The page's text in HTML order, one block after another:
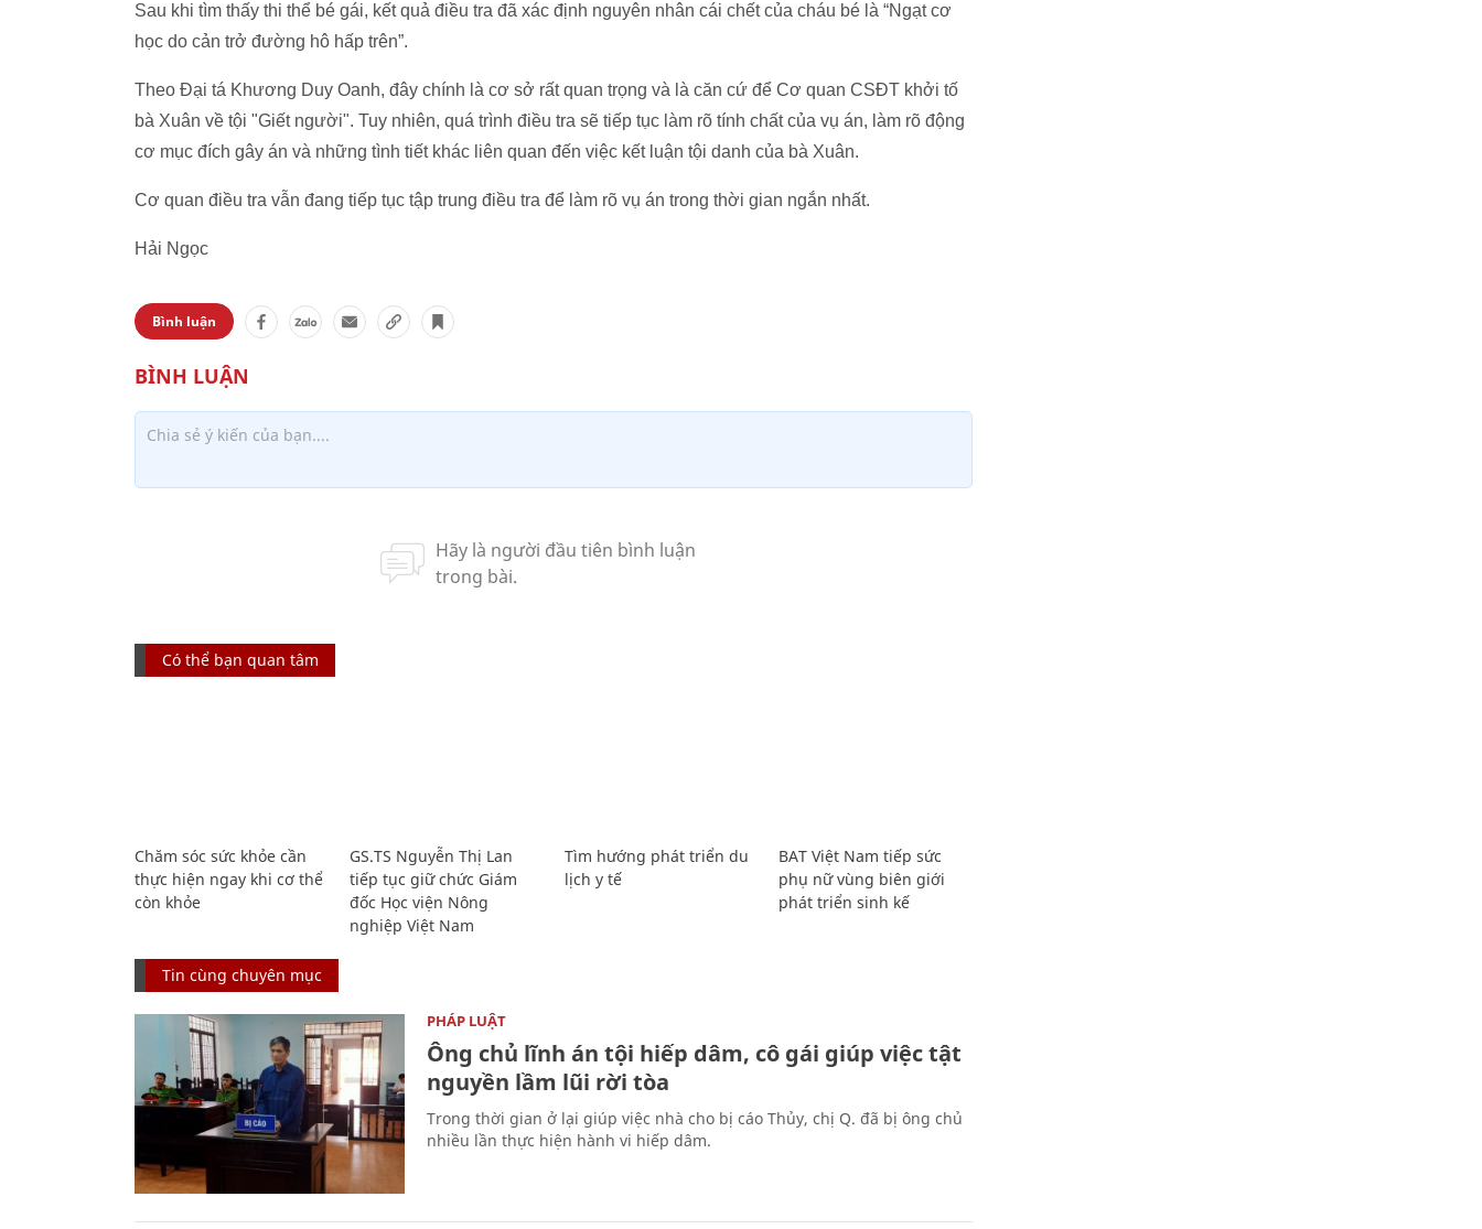
Sau khi tìm thấy thi thể bé gái, kết quả điều tra đã xác định nguyên nhân cái chết của cháu bé là “Ngạt cơ
học do cản trở đường hô hấp trên”.
Theo Đại tá Khương Duy Oanh, đây chính là cơ sở rất quan trọng và là căn cứ để Cơ quan CSĐT khởi tố
bà Xuân về tội "Giết người". Tuy nhiên, quá trình điều tra sẽ tiếp tục làm rõ tính chất của vụ án, làm rõ động
cơ mục đích gây án và những tình tiết khác liên quan đến việc kết luận tội danh của bà Xuân.
Cơ quan điều tra vẫn đang tiếp tục tập trung điều tra để làm rõ vụ án trong thời gian ngắn nhất.
Hải Ngọc
Bình luận
Có thể bạn quan tâm
Chăm sóc sức khỏe cần
thực hiện ngay khi cơ thể
còn khỏe
GS.TS Nguyễn Thị Lan
tiếp tục giữ chức Giám
đốc Học viện Nông
nghiệp Việt Nam
Tìm hướng phát triển du
lịch y tế
BAT Việt Nam tiếp sức
phụ nữ vùng biên giới
phát triển sinh kế
Tin cùng chuyên mục
PHÁP LUẬT
Ông chủ lĩnh án tội hiếp dâm, cô gái giúp việc tật
nguyền lầm lũi rời tòa
Trong thời gian ở lại giúp việc nhà cho bị cáo Thủy, chị Q. đã bị ông chủ
nhiều lần thực hiện hành vi hiếp dâm.